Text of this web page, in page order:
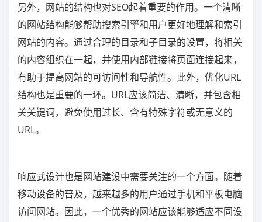
另外，网站的结构也对SEO起着重要的作用。一个清晰
的网站结构能够帮助搜索引擎和用户更好地理解和索引
网站的内容。通过合理的目录和子目录的设置，将相关
的内容组织在一起，并使用内部链接将页面连接起来，
有助于提高网站的可访问性和导航性。此外，优化URL
结构也是重要的一环。URL应该简洁、清晰，并包含相
关关键词，避免使用过长、含有特殊字符或无意义的
URL。
响应式设计也是网站建设中需要关注的一个方面。随着
移动设备的普及，越来越多的用户通过手机和平板电脑
访问网站。因此，一个优秀的网站应该能够适应不同设